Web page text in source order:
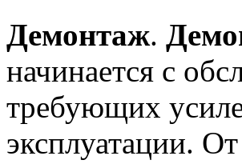
Демонтаж.
начинается с
требующих
эксплуатации.